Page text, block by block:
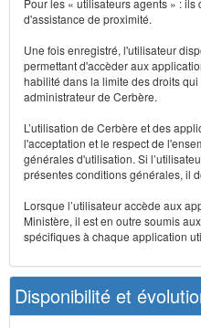
Pour les « utilisateurs agents » :
d'assistance de proximité.
Une fois enregistré, l'utilisateur
permettant d'accèder aux
habilité dans la limite des droits
administrateur de Cerbère.
L’utilisation de Cerbère et des
l'acceptation et le respect de
générales d'utilisation. Si
présentes conditions générales, il
Lorsque l’utilisateur accède aux
Ministère, il est en outre soumis
spécifiques à chaque application
Disponibilité et